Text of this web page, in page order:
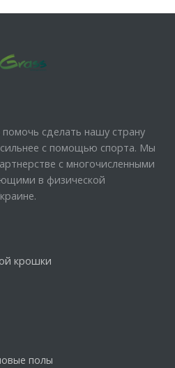
помочь сделать нашу страну
с помощью спорта. Мы
с многочисленными
в физической
крошки
полы